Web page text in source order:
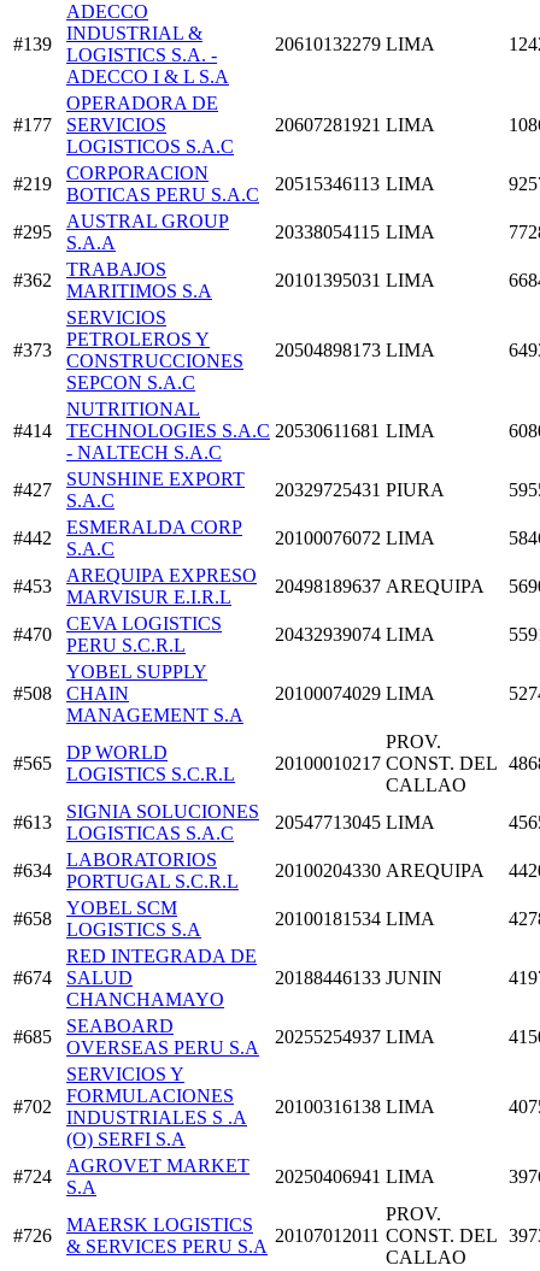
#139
ADECCO
INDUSTRIAL &
LOGISTICS S.A. -
ADECCO I & L S.A
20610132279 LIMA
#177
OPERADORA DE
SERVICIOS
LOGISTICOS S.A.C
20607281921 LIMA
#219
CORPORACION
BOTICAS PERU S.A.C
20515346113 LIMA
#295
AUSTRAL GROUP
S.A.A
20338054115 LIMA
#362
TRABAJOS
MARITIMOS S.A
20101395031 LIMA
#373
SERVICIOS
PETROLEROS Y
CONSTRUCCIONES
SEPCON S.A.C
20504898173 LIMA
#414
NUTRITIONAL
TECHNOLOGIES S.A.C
- NALTECH S.A.C
20530611681 LIMA
#427
SUNSHINE EXPORT
S.A.C
20329725431 PIURA
#442
ESMERALDA CORP
S.A.C
20100076072 LIMA
#453
AREQUIPA EXPRESO
MARVISUR E.I.R.L
20498189637 AREQUIPA
#470
CEVA LOGISTICS
PERU S.C.R.L
20432939074 LIMA
#508
YOBEL SUPPLY
CHAIN
MANAGEMENT S.A
20100074029 LIMA
#565
DP WORLD
LOGISTICS S.C.R.L
20100010217
PROV.
CONST. DEL
CALLAO
#613
SIGNIA SOLUCIONES
LOGISTICAS S.A.C
20547713045 LIMA
#634
LABORATORIOS
PORTUGAL S.C.R.L
20100204330 AREQUIPA
#658
YOBEL SCM
LOGISTICS S.A
20100181534 LIMA
#674
RED INTEGRADA DE
SALUD
CHANCHAMAYO
20188446133 JUNIN
#685
SEABOARD
OVERSEAS PERU S.A
20255254937 LIMA
#702
SERVICIOS Y
FORMULACIONES
INDUSTRIALES S .A
(O) SERFI S.A
20100316138 LIMA
#724
AGROVET MARKET
S.A
20250406941 LIMA
#726
MAERSK LOGISTICS
& SERVICES PERU S.A
20107012011
PROV.
CONST. DEL
CALLAO